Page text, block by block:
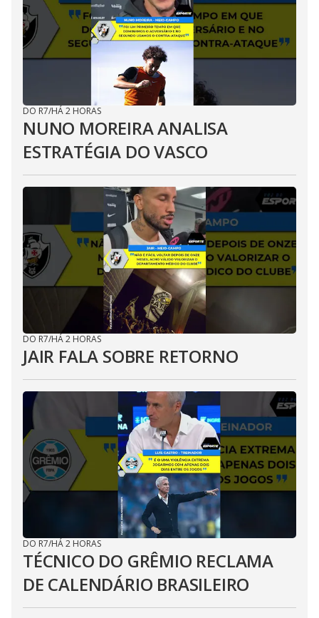
DO R7/HÁ 2 HORAS
NUNO MOREIRA ANALISA
ESTRATÉGIA DO VASCO
DO R7/HÁ 2 HORAS
JAIR FALA SOBRE RETORNO
DO R7/HÁ 2 HORAS
TÉCNICO DO GRÊMIO RECLAMA
DE CALENDÁRIO BRASILEIRO